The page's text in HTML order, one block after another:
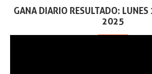
GANA DIARIO RESULTADO:
2025